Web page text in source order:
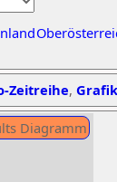
Zeitreihe,